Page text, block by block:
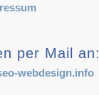
per Mail an:
webdesign.info